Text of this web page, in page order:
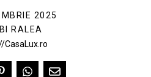
2025
RALEA
CasaLux.ro